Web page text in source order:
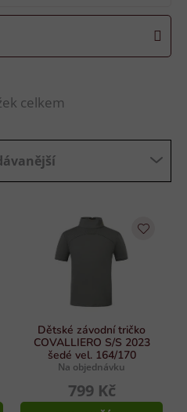
Dětské závodní tričko
COVALLIERO S/S 2023
šedé vel. 164/170
Na objednávku
799 Kč
O
l
á
d
celkem